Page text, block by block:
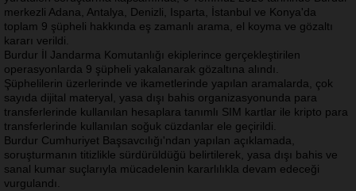
merkezli Adana, Antalya, Denizli, Isparta, İstanbul ve Konya'da
toplam 9 şüpheli hakkında eş zamanlı arama, el koyma ve gözaltı
kararı verildi.
Burdur İl Jandarma Komutanlığı ekiplerince gerçekleştirilen
operasyonlarda 9 şüpheli yakalanarak gözaltına alındı.
Şüphelilerin üzerlerinde ve ikametlerinde yapılan aramalarda, çok
sayıda dijital materyal, yasa dışı bahis organizasyonunda para
transferlerinde kullanılan hesaplara tanımlı SIM kartlar ile kripto para
transferlerinde kullanılan soğuk cüzdanlar ele geçirildi.
Burdur Cumhuriyet Başsavcılığı'ndan yapılan açıklamada,
soruşturmanın titizlikle sürdürüldüğü belirtilerek, yasa dışı bahis ve
sanal kumar suçlarıyla mücadelenin kararlılıkla devam edeceği
vurgulandı.